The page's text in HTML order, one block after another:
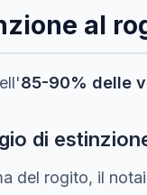
al
85-90% delle
di
del rogito, il